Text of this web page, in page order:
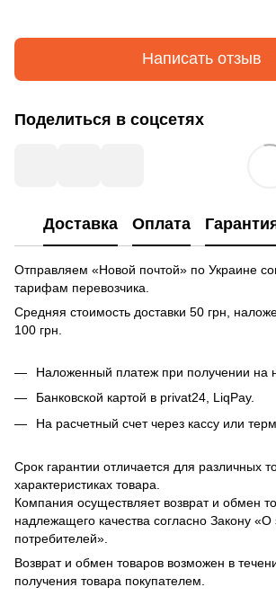
Написать отзыв
Поделиться в соцсетях
Доставка Оплата
Отправляем «Новой почтой» по Украине
тарифам перевозчика.
Средняя стоимость доставки 50 грн,
100 грн.
Наложенный платеж при получении на
Банковской картой в privat24, LiqPay.
На расчетный счет через кассу или
Срок гарантии отличается для различных
характеристиках товара.
Компания осуществляет возврат и обмен
надлежащего качества согласно Закону
потребителей».
Возврат и обмен товаров возможен в
получения товара покупателем.